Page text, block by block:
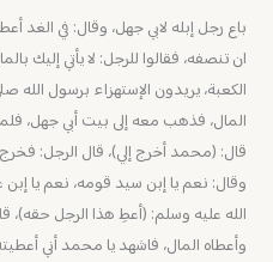
باع رجل إبله لابي جهل، وقال: في
ان تنصفه، فقالوا للرجل: لا يأتي إليك
الكعبة، يريدون الإستهزاء برسول
المال، فذهب معه إلى بيت أبي جهل،
قال: (محمد أخرج إلي)، قال الرجل:
وقال: نعم يا إبن سيد قومه، نعم يا
الله عليه وسلم: (أعطِ هذا الرجل حقه)،
وأعطاه المال، فاشهد يا محمد أني